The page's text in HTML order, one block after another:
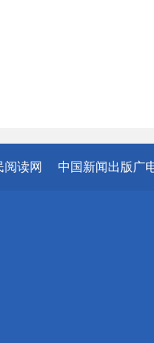
阅读网 中国新闻出版广